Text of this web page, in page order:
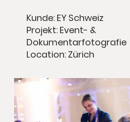
Kunde: EY Schweiz
Projekt: Event- &
Dokumentarfotografie
Location: Zürich